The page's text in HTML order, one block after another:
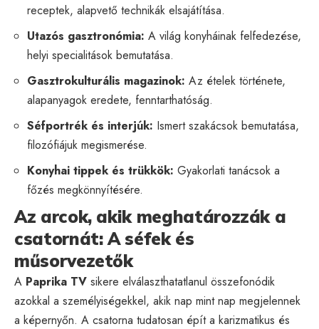
receptek, alapvető technikák elsajátítása.
Utazós gasztronómia: A világ konyháinak felfedezése,
helyi specialitások bemutatása.
Gasztrokulturális magazinok: Az ételek története,
alapanyagok eredete, fenntarthatóság.
Séfportrék és interjúk: Ismert szakácsok bemutatása,
filozófiájuk megismerése.
Konyhai tippek és trükkök: Gyakorlati tanácsok a
főzés megkönnyítésére.
Az arcok, akik meghatározzák a
csatornát: A séfek és
műsorvezetők
A Paprika TV sikere elválaszthatatlanul összefonódik
azokkal a személyiségekkel, akik nap mint nap megjelennek
a képernyőn. A csatorna tudatosan épít a karizmatikus és